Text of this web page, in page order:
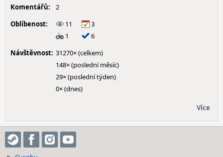
Komentářů:
2
Oblíbenost:
11
3
1
6
Návštěvnost: 31270× (celkem)
148× (poslední měsíc)
29× (poslední týden)
0× (dnes)
Více